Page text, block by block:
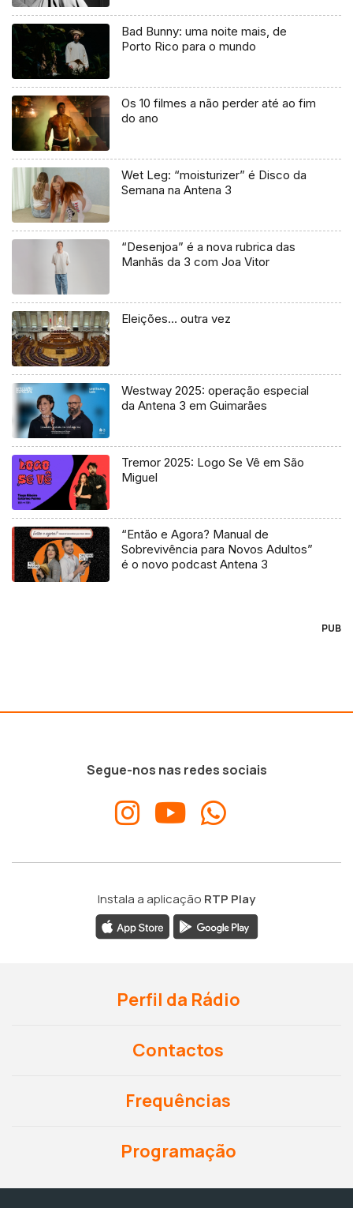
Bad Bunny: uma noite mais, de
Porto Rico para o mundo
Os 10 filmes a não perder até ao fim
do ano
Wet Leg: “moisturizer” é Disco da
Semana na Antena 3
“Desenjoa” é a nova rubrica das
Manhãs da 3 com Joa Vitor
Eleições… outra vez
Westway 2025: operação especial
da Antena 3 em Guimarães
Tremor 2025: Logo Se Vê em São
Miguel
“Então e Agora? Manual de
Sobrevivência para Novos Adultos”
é o novo podcast Antena 3
PUB
Segue-nos nas redes sociais
Instala a aplicação RTP Play
Perfil da Rádio
Contactos
Frequências
Programação